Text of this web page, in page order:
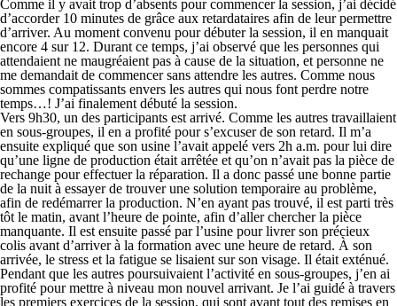
Comme il y avait trop d’absents pour commencer la session, j’ai décidé
d’accorder 10 minutes de grâce aux retardataires afin de leur permettre
d’arriver. Au moment convenu pour débuter la session, il en manquait
encore 4 sur 12. Durant ce temps, j’ai observé que les personnes qui
attendaient ne maugréaient pas à cause de la situation, et personne ne
me demandait de commencer sans attendre les autres. Comme nous
sommes compatissants envers les autres qui nous font perdre notre
temps…! J’ai finalement débuté la session.
Vers 9h30, un des participants est arrivé. Comme les autres travaillaient
en sous-groupes, il en a profité pour s’excuser de son retard. Il m’a
ensuite expliqué que son usine l’avait appelé vers 2h a.m. pour lui dire
qu’une ligne de production était arrêtée et qu’on n’avait pas la pièce de
rechange pour effectuer la réparation. Il a donc passé une bonne partie
de la nuit à essayer de trouver une solution temporaire au problème,
afin de redémarrer la production. N’en ayant pas trouvé, il est parti très
tôt le matin, avant l’heure de pointe, afin d’aller chercher la pièce
manquante. Il est ensuite passé par l’usine pour livrer son précieux
colis avant d’arriver à la formation avec une heure de retard. À son
arrivée, le stress et la fatigue se lisaient sur son visage. Il était exténué.
Pendant que les autres poursuivaient l’activité en sous-groupes, j’en ai
profité pour mettre à niveau mon nouvel arrivant. Je l’ai guidé à travers
les premiers exercices de la session, qui sont avant tout des remises en